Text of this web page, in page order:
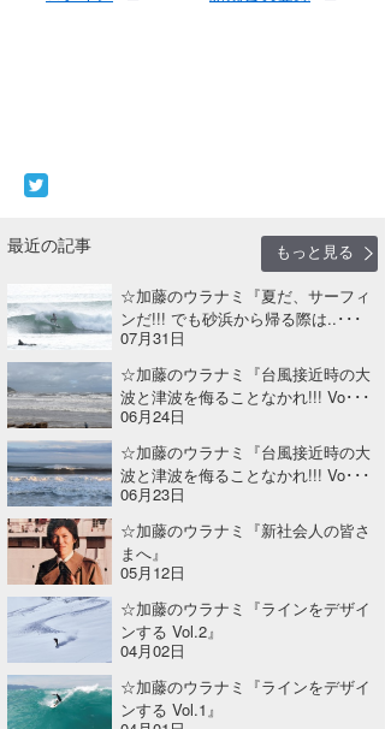
最近の記事
もっと見る
☆加藤のウラナミ『夏だ、サーフィ
ンだ!!! でも砂浜から帰る際は..･･･
07月31日
☆加藤のウラナミ『台風接近時の大
波と津波を侮ることなかれ!!! Vo･･･
06月24日
☆加藤のウラナミ『台風接近時の大
波と津波を侮ることなかれ!!! Vo･･･
06月23日
☆加藤のウラナミ『新社会人の皆さ
まへ』
05月12日
☆加藤のウラナミ『ラインをデザイ
ンする Vol.2』
04月02日
☆加藤のウラナミ『ラインをデザイ
ンする Vol.1』
KY
MIN
mitz
OYZ
S.K
Soulman
VAGY
waka☆=
YUKI☆